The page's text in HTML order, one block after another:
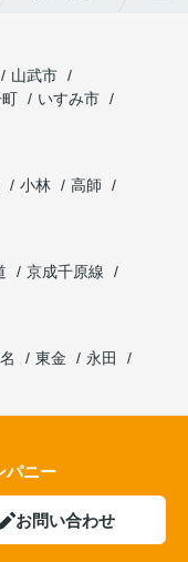
山武市
いすみ市
小林
高師
京成千原線
東金
永田
パニー
お問い合わせ